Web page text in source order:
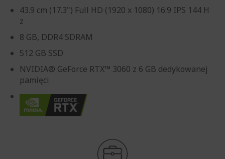
43.9 cm (17.3") Full HD (1920 x 1080) 16:9 IPS 144 H
z
8 GB, DDR4 SDRAM
512 GB SSD
NVIDIA® GeForce RTX™ 3060 z 6 GB dedykowanej
pamięci